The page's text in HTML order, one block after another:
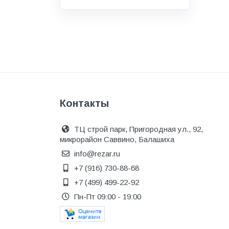
ДПК
Дренажные системы
Запорная арматура и
регулирующая
Изоляция
Инженерная сантехника
Инженерная сантехника и
инструменты
Контакты
ТЦ строй парк, Пригородная ул., 92,
микрорайон Саввино, Балашиха
info@rezar.ru
+7 (916) 730-88-68
+7 (499) 499-22-92
Пн-Пт 09:00 - 19:00